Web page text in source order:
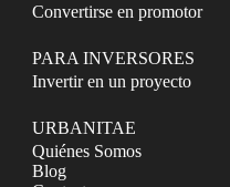
Convertirse en promotor
PARA INVERSORES
Invertir en un proyecto
URBANITAE
Quiénes Somos
Blog